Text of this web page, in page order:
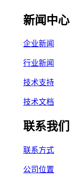
新闻中心
企业新闻
行业新闻
技术支持
技术文档
联系我们
联系方式
公司位置